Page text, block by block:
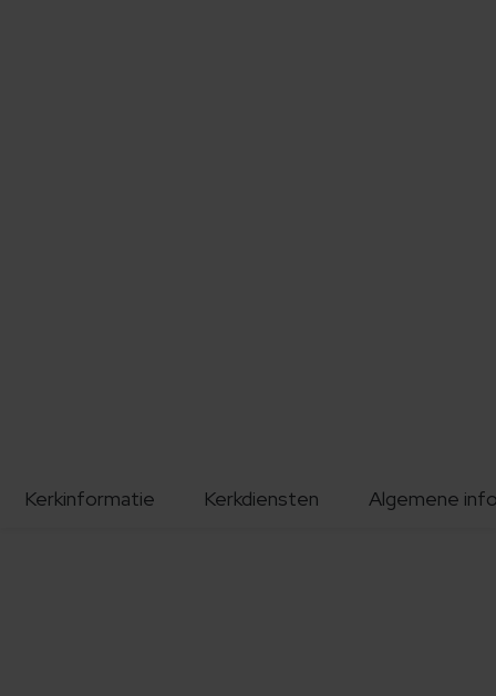
Kerkinformatie Kerkdiensten Algemene